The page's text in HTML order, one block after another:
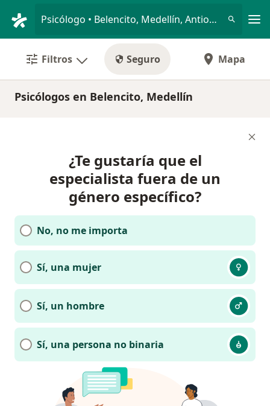
Psicólogo • Belencito, Medellín, Antioquia
Filtros Seguro Mapa
Psicólogos en Belencito, Medellín
¿Te gustaría que el
especialista fuera de un
género específico?
No, no me importa
Sí, una mujer
Sí, un hombre
Sí, una persona no binaria